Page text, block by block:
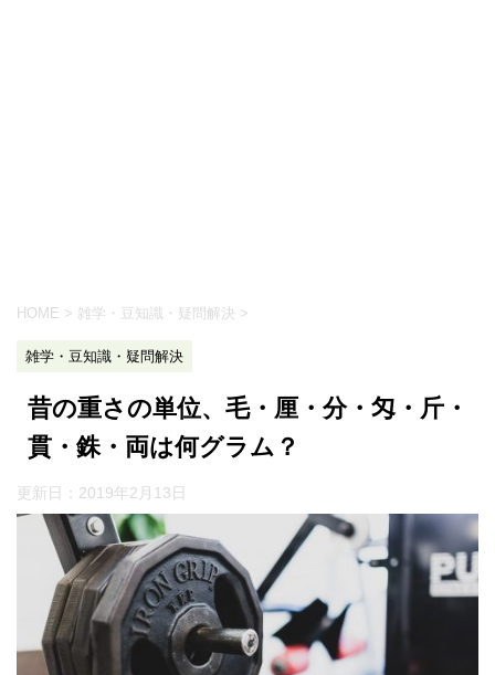
HOME > 雑学・豆知識・疑問解決 >
雑学・豆知識・疑問解決
昔の重さの単位、毛・厘・分・匁・斤・
貫・銖・両は何グラム？
更新日： 2019年2月13日